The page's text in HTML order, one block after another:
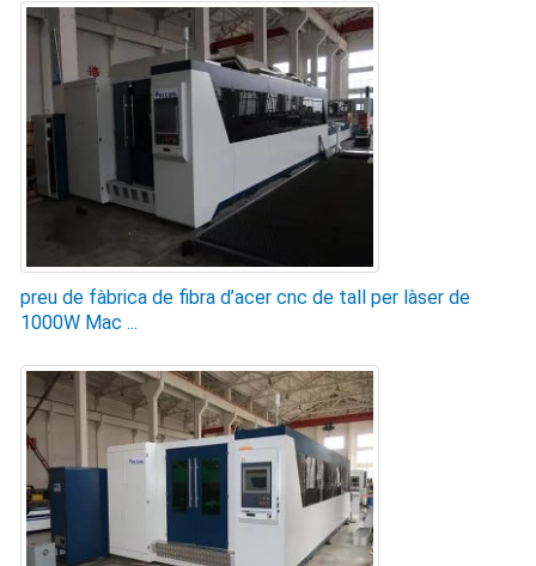
preu de fàbrica de fibra d’acer cnc de tall per làser de
1000W Mac ...